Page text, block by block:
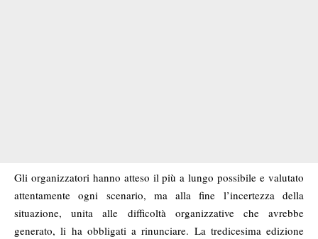
Gli organizzatori hanno atteso il più a lungo possibile e valutato
attentamente ogni scenario, ma alla fine l’incertezza della
situazione, unita alle difficoltà organizzative che avrebbe
generato, li ha obbligati a rinunciare. La tredicesima edizione